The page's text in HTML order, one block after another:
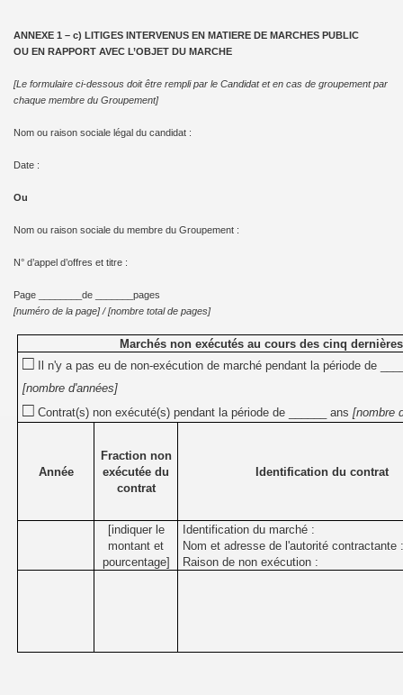
ANNEXE 1 – c) LITIGES INTERVENUS EN MATIERE DE MARCHES PUBLIC
OU EN RAPPORT AVEC L’OBJET DU MARCHE
[Le formulaire ci-dessous doit être rempli par le Candidat et en cas de groupement par
chaque membre du Groupement]
Nom ou raison sociale légal du candidat :
Date :
Ou
Nom ou raison sociale du membre du Groupement :
N° d’appel d’offres et titre :
Page ________de _______pages
[numéro de la page] / [nombre total de pages]
Marchés non exécutés au cours des cinq
□ Il n'y a pas eu de non-exécution de marché pendant la période de
[nombre d'années]
□ Contrat(s) non exécuté(s) pendant la période de ______ ans [nombre
Année
Fraction non
exécutée du
contrat
Identification du contrat
[indiquer le
montant et
pourcentage]
Identification du marché :
Nom et adresse de l'autorité contractante :
Raison de non exécution :